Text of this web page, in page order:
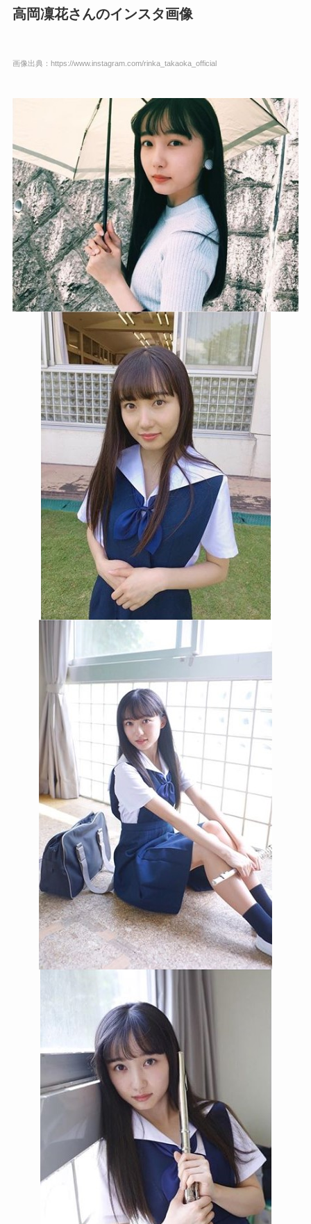
高岡凜花さんのインスタ画像
画像出典：https://www.instagram.com/rinka_takaoka_official